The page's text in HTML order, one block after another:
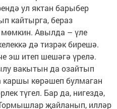
ул яктан барыбер
кайтырга, бераз
Авылда – үле
дә тизрәк бирешә.
эш итеп шешәгә үрелә.
вакытын да озайтып
көрәшеп булмаган
түгел. Бар да, нигездә,
җайланып, илләр